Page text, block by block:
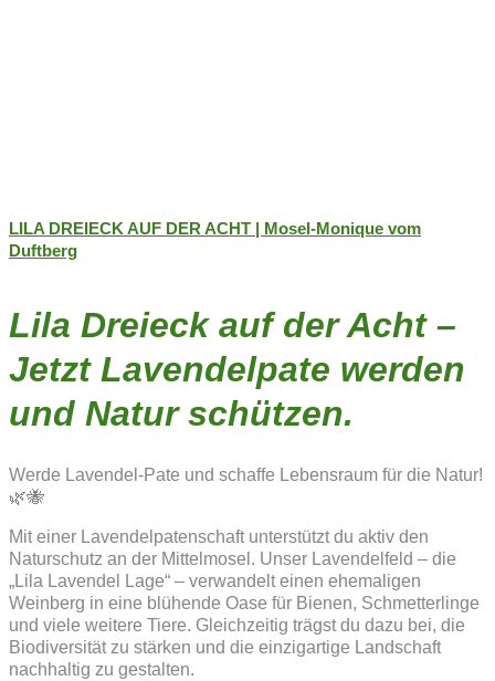
LILA DREIECK AUF DER ACHT | Mosel-Monique vom
Duftberg
Lila Dreieck auf der Acht –
Jetzt Lavendelpate werden
und Natur schützen.
Werde Lavendel-Pate und schaffe Lebensraum für die Natur!
🌿🐝
Mit einer Lavendelpatenschaft unterstützt du aktiv den
Naturschutz an der Mittelmosel. Unser Lavendelfeld – die
„Lila Lavendel Lage“ – verwandelt einen ehemaligen
Weinberg in eine blühende Oase für Bienen, Schmetterlinge
und viele weitere Tiere. Gleichzeitig trägst du dazu bei, die
Biodiversität zu stärken und die einzigartige Landschaft
nachhaltig zu gestalten.